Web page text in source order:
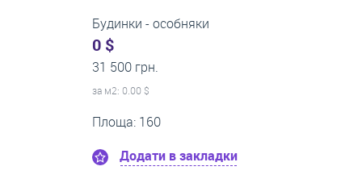
1-кімнатні квартири
0 $
21 500 грн.
за м2: 0.00 $
Поверх:8